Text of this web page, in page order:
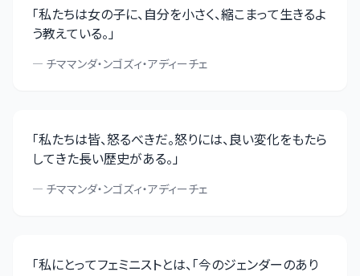
「私たちは女の子に、自分を小さく、縮こまって生きるよ
う教えている。」
— チママンダ・ンゴズィ・アディーチェ
「私たちは皆、怒るべきだ。怒りには、良い変化をもたら
してきた長い歴史がある。」
— チママンダ・ンゴズィ・アディーチェ
「私にとってフェミニストとは、「今のジェンダーのあり